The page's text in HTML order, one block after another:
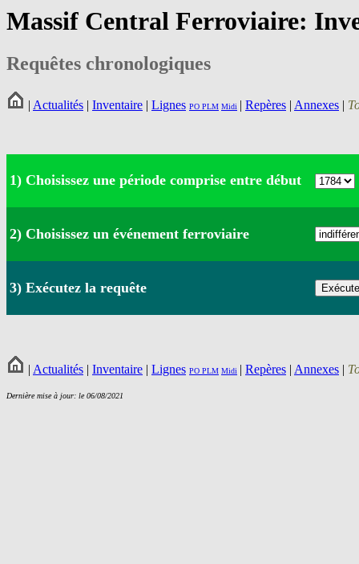
Massif Central Ferroviaire:
Requêtes chronologiques
| Actualités | Inventaire | Lignes PO PLM Midi | Repères | Annexes |
1) Choisissez une période comprise entre début
2) Choisissez un événement ferroviaire
3) Exécutez la requête
| Actualités | Inventaire | Lignes PO PLM Midi | Repères | Annexes |
Dernière mise à jour: le 06/08/2021